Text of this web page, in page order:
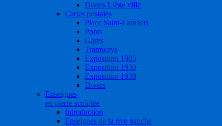
Divers Liège ville
Cartes postales
Place Saint-Lambert
Ponts
Gares
Tramways
Exposition 1905
Exposition 1930
Exposition 1939
Divers
Enseignes
en pierre sculptée
Introduction
Enseignes de la rive gauche